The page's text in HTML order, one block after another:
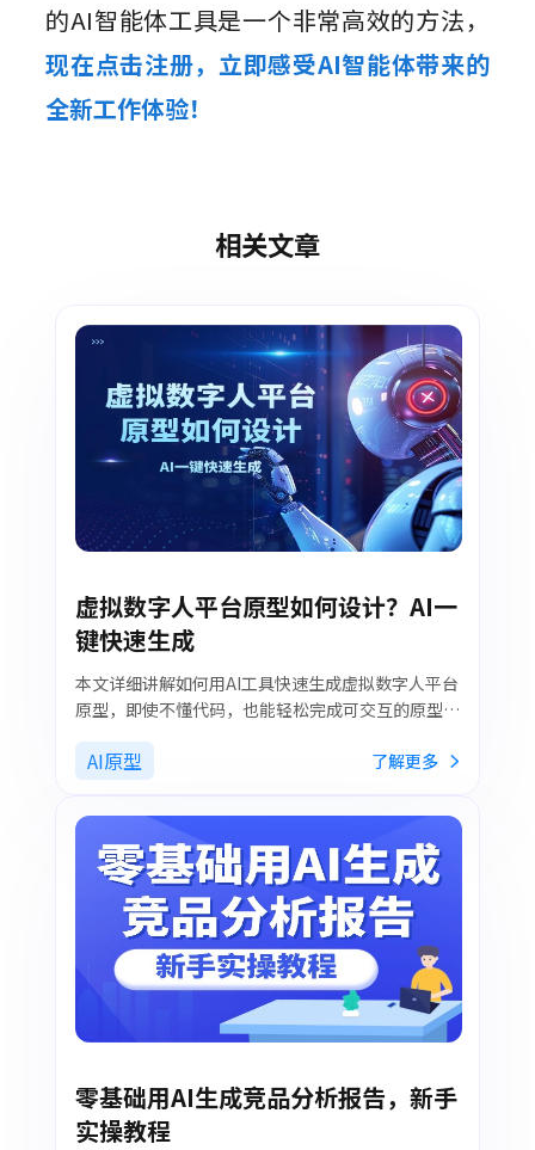
的AI智能体工具是一个非常高效的方法，
现在点击注册，立即感受AI智能体带来的
全新工作体验！
相关文章
虚拟数字人平台原型如何设计？AI一
键快速生成
本文详细讲解如何用AI工具快速生成虚拟数字人平台
原型，即使不懂代码，也能轻松完成可交互的原型设
AI原型 了解更多
零基础用AI生成竞品分析报告，新手
实操教程